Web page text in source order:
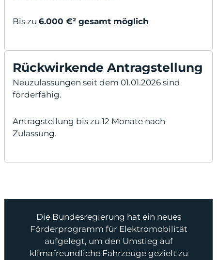
Bis zu 6.000 €² gesamt möglich
Rückwirkende Antragstellung
Neuzulassungen seit dem 01.01.2026 sind
förderfähig.
Antragstellung bis zu 12 Monate nach
Zulassung.
Die Bundesregierung hat ein neues
Förderprogramm für Elektromobilität
aufgelegt, um den Umstieg auf
klimafreundliche Fahrzeuge gezielt zu